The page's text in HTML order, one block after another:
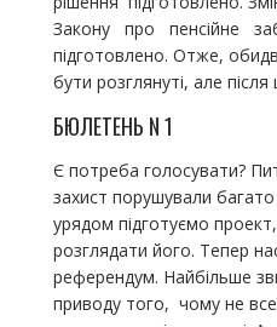
Закону про пенсійне
підготовлено. Отже,
бути розглянуті, але
БЮЛЕТЕНЬ N 1
Є потреба голосувати?
захист порушували багато
урядом підготуємо
розглядати його. Тепер
референдум. Найбільше
приводу того, чому не